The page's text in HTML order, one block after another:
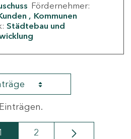
Fördernehmer:
Kommunen
Städtebau und
2